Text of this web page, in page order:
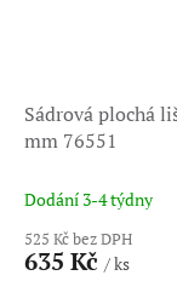
Sádrová plochá
mm 76551
Dodání 3-4 týdny
525 Kč bez DPH
635 Kč / ks